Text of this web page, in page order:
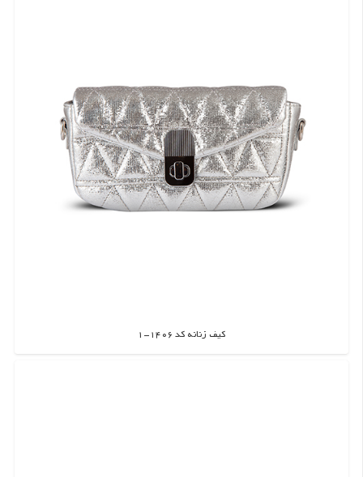
کیف زنانه کد 1406-1
اطلاعات بیشتر